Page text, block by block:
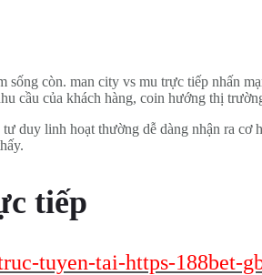
còn. man city vs mu trực tiếp nhấn
cầu của khách hàng, coin hướng thị
duy linh hoạt thường dễ dàng nhận ra
tiếp
tuyen-tai-https-188bet-